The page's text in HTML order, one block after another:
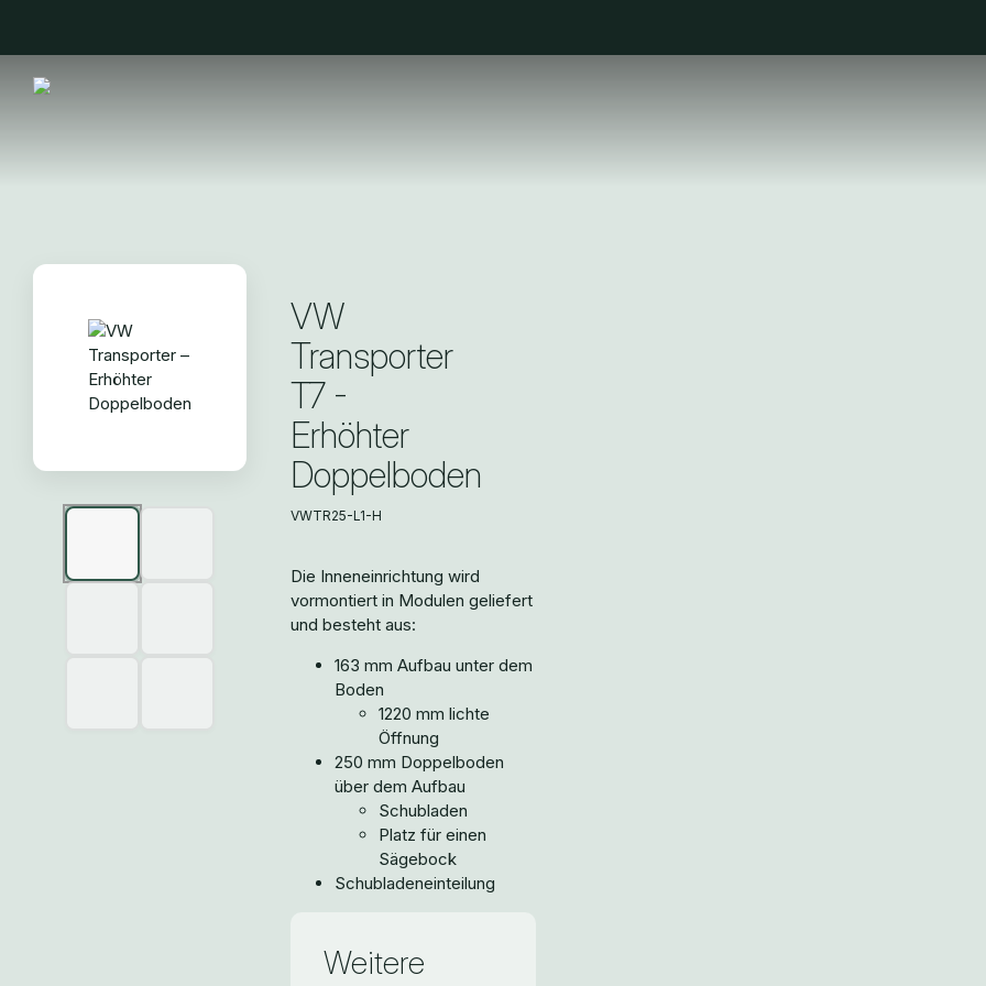
VW
Transporter
T7 -
Erhöhter
Doppelboden
VWTR25-L1-H
Die Inneneinrichtung wird
vormontiert in Modulen geliefert
und besteht aus:
163 mm Aufbau unter dem
Boden
1220 mm lichte
Öffnung
250 mm Doppelboden
über dem Aufbau
Schubladen
Platz für einen
Sägebock
Schubladeneinteilung
Weitere